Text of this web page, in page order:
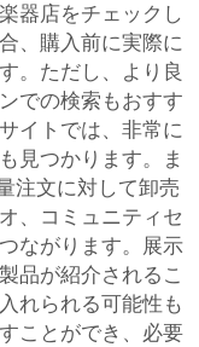
器店をチェックし
、購入前に実際に
。ただし、より良
での検索もおすす
イトでは、非常に
見つかります。ま
注文に対して卸売
、コミュニティセ
ながります。展示
品が紹介されるこ
れられる可能性も
ことができ、必要